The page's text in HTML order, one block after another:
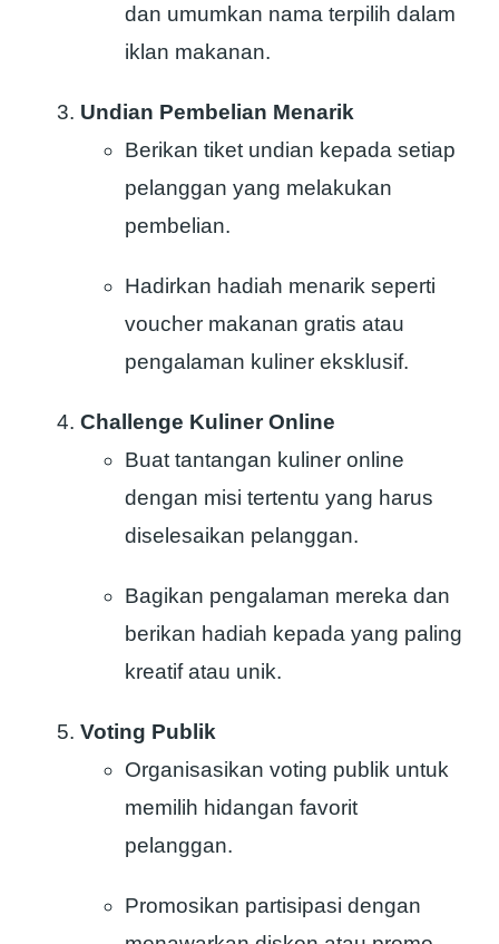
dan umumkan nama terpilih dalam
iklan makanan.
Undian Pembelian Menarik
Berikan tiket undian kepada setiap
pelanggan yang melakukan
pembelian.
Hadirkan hadiah menarik seperti
voucher makanan gratis atau
pengalaman kuliner eksklusif.
Challenge Kuliner Online
Buat tantangan kuliner online
dengan misi tertentu yang harus
diselesaikan pelanggan.
Bagikan pengalaman mereka dan
berikan hadiah kepada yang paling
kreatif atau unik.
Voting Publik
Organisasikan voting publik untuk
memilih hidangan favorit
pelanggan.
Promosikan partisipasi dengan